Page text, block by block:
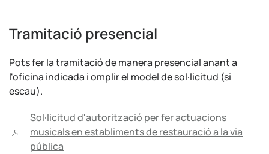
Tramitació presencial
Pots fer la tramitació de manera presencial anant a
l'oficina indicada i omplir el model de sol·licitud (si
escau).
Sol·licitud d'autorització per fer actuacions
musicals en establiments de restauració a la via
pública